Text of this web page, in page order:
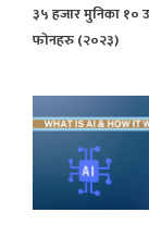
३५ हजार मुनिका १०
फोनहरु (२०२३)